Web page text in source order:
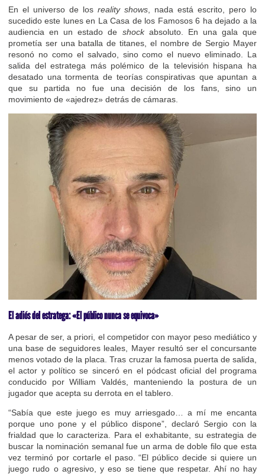
En el universo de los reality shows , nada está escrito, pero lo
sucedido este lunes en La Casa de los Famosos 6 ha dejado a la
audiencia en un estado de shockabsoluto. En una gala que
prometía ser una batalla de titanes, el nombre de Sergio Mayer
resonó no como el salvado, sino como el nuevo eliminado. La
salida del estratega más polémico de la televisión hispana ha
desatado una tormenta de teorías conspirativas que apuntan a
que su partida no fue una decisión de los fans, sino un
movimiento de «ajedrez» detrás de cámaras.
El adiós del estratega: «El público nunca se equivoca»
A pesar de ser, a priori, el competidor con mayor peso mediático y
una base de seguidores leales, Mayer resultó ser el concursante
menos votado de la placa. Tras cruzar la famosa puerta de salida,
el actor y político se sinceró en el pódcast oficial del programa
conducido por William Valdés, manteniendo la postura de un
jugador que acepta su derrota en el tablero.
“Sabía que este juego es muy arriesgado… a mí me encanta
porque uno pone y el público dispone”, declaró Sergio con la
frialdad que lo caracteriza. Para el exhabitante, su estrategia de
buscar la nominación semanal fue un arma de doble filo que esta
vez terminó por cortarle el paso. “El público decide si quiere un
juego rudo o agresivo, y eso se tiene que respetar. Ahí no hay